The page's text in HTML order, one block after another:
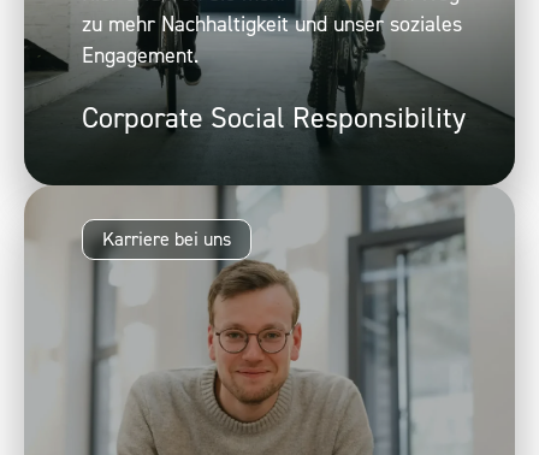
zu mehr Nachhaltigkeit und unser soziales
Engagement.
Corporate Social Responsibility
Karriere bei uns